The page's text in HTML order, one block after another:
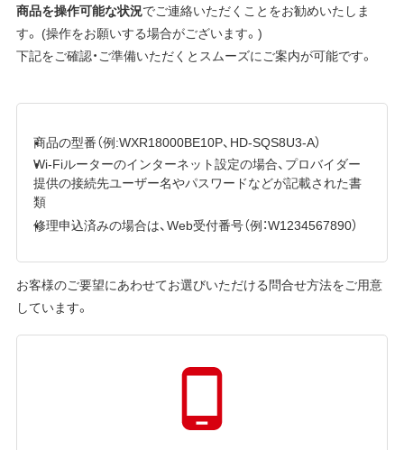
商品を操作可能な状況でご連絡いただくことをお勧めいたしま
す。 (操作をお願いする場合がございます。)
下記をご確認・ご準備いただくとスムーズにご案内が可能です。
商品の型番（例:WXR18000BE10P、HD-SQS8U3-A）
Wi-Fiルーターのインターネット設定の場合、プロバイダー
提供の接続先ユーザー名やパスワードなどが記載された書
類
修理申込済みの場合は、Web受付番号（例：W1234567890）
お客様のご要望にあわせてお選びいただける問合せ方法をご用意
しています。